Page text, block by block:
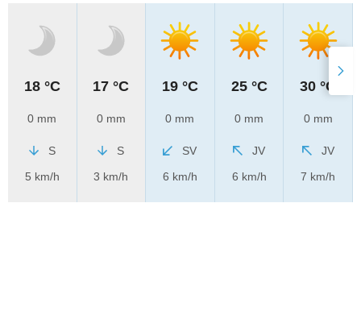
18 °C
0 mm
S
5 km/h
17 °C
0 mm
S
3 km/h
19 °C
0 mm
SV
6 km/h
25 °C
0 mm
JV
6 km/h
30 °C
0 mm
JV
7 km/h